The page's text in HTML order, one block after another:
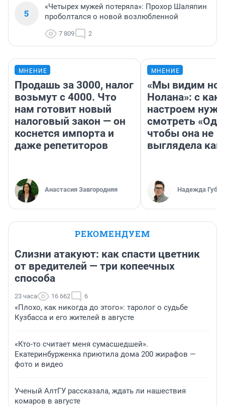
5
«Четырех мужей потеряла»: Прохор Шаляпин
проболтался о новой возлюбленной
7 809 2
МНЕНИЕ
Продашь за 3000, налог
возьмут с 4000. Что
нам готовит новый
налоговый закон — он
коснется импорта и
даже репетиторов
Анастасия Завгородняя
МНЕНИЕ
«Мы видим
Нолана»: с
настроем
смотреть
чтобы она не
выглядела как
Надежда
РЕКОМЕНДУЕМ
Слизни атакуют: как спасти цветник
от вредителей — три копеечных
способа
23 часа 16 662 6
«Плохо, как никогда до этого»: таролог о судьбе
Кузбасса и его жителей в августе
«Кто-то считает меня сумасшедшей».
Екатеринбурженка приютила дома 200 жирафов —
фото и видео
Ученый АлтГУ рассказала, ждать ли нашествия
комаров в августе